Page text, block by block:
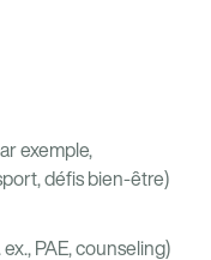
exemple,
défis bien-être)
PAE, counseling)